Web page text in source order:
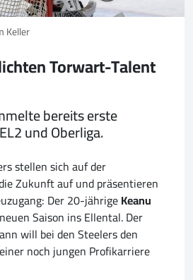
Keller
Torwart-Talent
bereits erste
und Oberliga.
stellen sich auf der
Zukunft auf und präsentieren
Der 20-jährigeKeanu
Saison ins Ellental. Der
will bei den Steelers den
noch jungen Profikarriere